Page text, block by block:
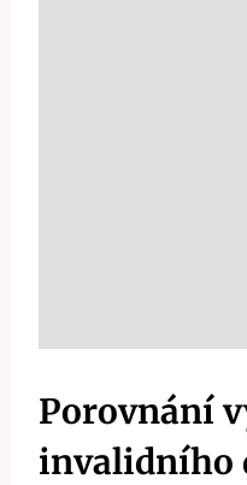
Porovnání
invalidního